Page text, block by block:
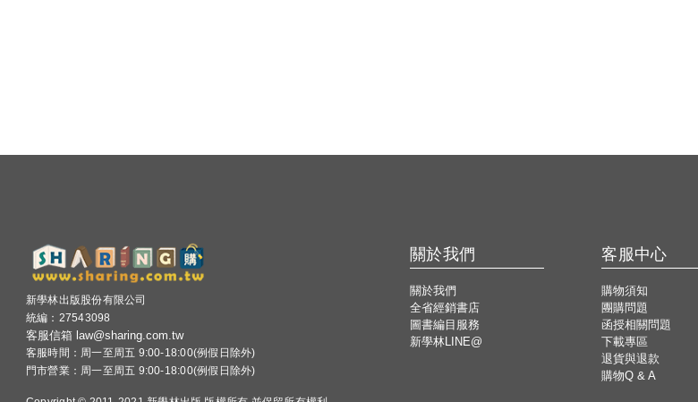
新學林出版股份有限公司
統編：27543098
客服信箱 law@sharing.com.tw
客服時間：周一至周五 9:00-18:00(例假日除外)
門市營業：周一至周五 9:00-18:00(例假日除外)
關於我們
關於我們
全省經銷書店
圖書編目服務
新學林LINE@
客服中心
購物須知
團購問題
函授相關問題
下載專區
退貨與退款
購物Q & A